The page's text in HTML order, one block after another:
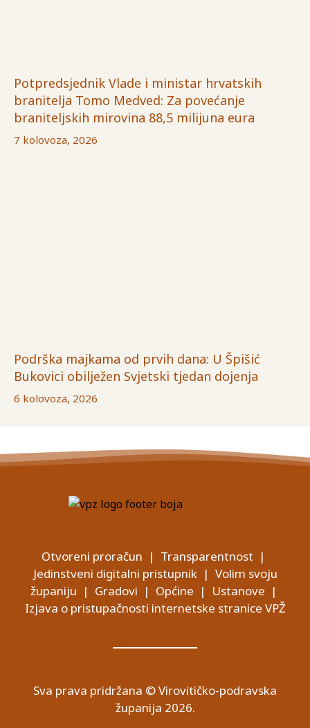
Potpredsjednik Vlade i ministar hrvatskih
branitelja Tomo Medved: Za povećanje
braniteljskih mirovina 88,5 milijuna eura
7 kolovoza, 2026
Podrška majkama od prvih dana: U Špišić
Bukovici obilježen Svjetski tjedan dojenja
6 kolovoza, 2026
Otvoreni proračun | Transparentnost |
Jedinstveni digitalni pristupnik| Volim svoju
županiju | Gradovi | Općine | Ustanove |
Izjava o pristupačnosti internetske stranice VPŽ
Sva prava pridržana © Virovitičko-podravska
županija 2026.